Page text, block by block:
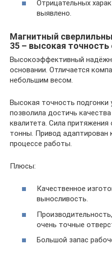
Отрицательных
выявлено.
Магнитный
35 – высокая точность
Высокоэффективный
основании. Отличается
небольшим весом.
Высокая точность подгонки
позволила достичь
квалитета. Сила
тонны. Привод адаптирован
процессе работы.
Плюсы:
Качественное
выносливость.
очень точные
Большой запас